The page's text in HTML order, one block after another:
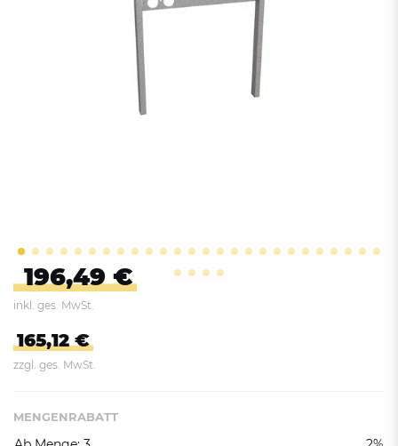
196,49 €
inkl. ges. MwSt.
165,12 €
zzgl. ges. MwSt.
MENGENRABATT